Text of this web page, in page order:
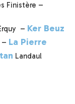
Finistère –
– Ker Beuz
– La Pierre
Landaul